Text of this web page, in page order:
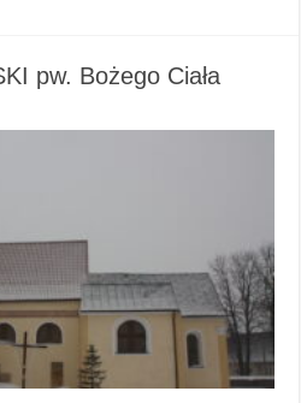
pw. Bożego Ciała